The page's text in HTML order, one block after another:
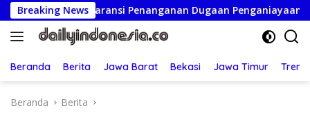
Langsung
ke
konten
Breaking News
Penanganan Dugaan Penganiayaan Ketua
Beranda Berita Jawa Barat Bekasi Jawa Timur
Beranda Berita